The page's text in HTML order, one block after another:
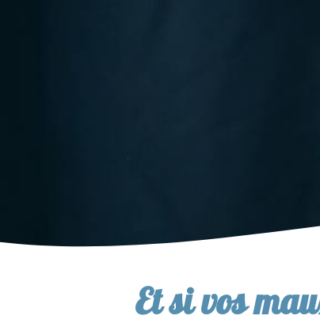
Et si vos